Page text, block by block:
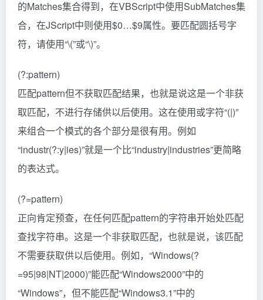
的Matches集合得到，在VBScript中使用SubMatches集
合，在JScript中则使用$0…$9属性。要匹配圆括号字
符，请使用“\(”或“\)”。
(?:pattern)
匹配pattern但不获取匹配结果，也就是说这是一个非获
取匹配，不进行存储供以后使用。这在使用或字符“(|)”
来组合一个模式的各个部分是很有用。例如
“industr(?:y|ies)”就是一个比“industry|industries”更简略
的表达式。
(?=pattern)
正向肯定预查，在任何匹配pattern的字符串开始处匹配
查找字符串。这是一个非获取匹配，也就是说，该匹配
不需要获取供以后使用。例如，“Windows(?
=95|98|NT|2000)”能匹配“Windows2000”中的
“Windows”，但不能匹配“Windows3.1”中的